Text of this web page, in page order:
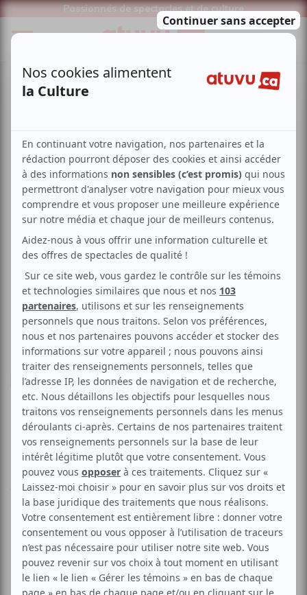
Passionnés de spectacles et de culture
Danse Contemporaine
Discussion avec Benoît
Lachambre
Aucune offre promotionnelle
disponible
Soyez les premiers avisés dès qu'il y aura une offre promo
pour Discussion avec Benoît Lachambre:INSCRIVEZ-VOUS
Dans le cadre de la 6ème Édition de son Atelier de